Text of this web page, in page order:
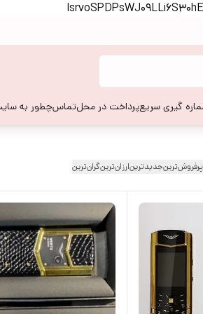
گیری سریعپرداخت در محلتماسچطور به
پرفروش‌ترینجدیدترینارزان‌ترینگران‌ترین